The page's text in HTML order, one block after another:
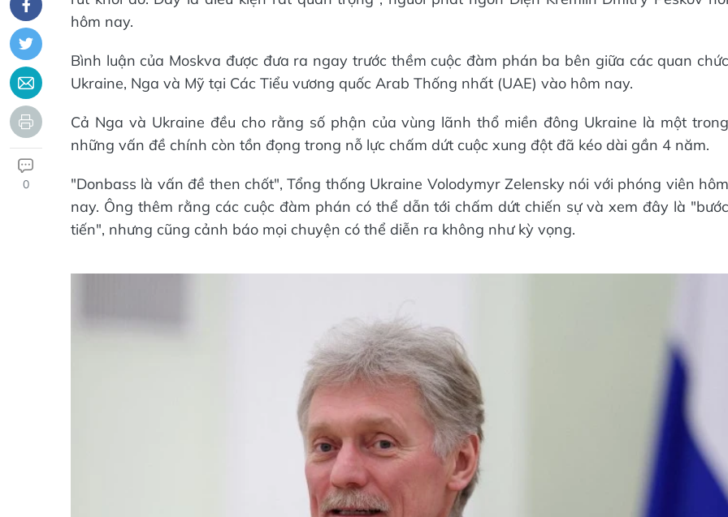
0
hôm nay.
Bình luận của Moskva được đưa ra ngay trước thềm cuộc đàm phán ba bên giữa các quan chức
Ukraine, Nga và Mỹ tại Các Tiểu vương quốc Arab Thống nhất (UAE) vào hôm nay.
Cả Nga và Ukraine đều cho rằng số phận của vùng lãnh thổ miền đông Ukraine là một trong
những vấn đề chính còn tồn đọng trong nỗ lực chấm dứt cuộc xung đột đã kéo dài gần 4 năm.
"Donbass là vấn đề then chốt", Tổng thống Ukraine Volodymyr Zelensky nói với phóng viên hôm
nay. Ông thêm rằng các cuộc đàm phán có thể dẫn tới chấm dứt chiến sự và xem đây là "bước
tiến", nhưng cũng cảnh báo mọi chuyện có thể diễn ra không như kỳ vọng.